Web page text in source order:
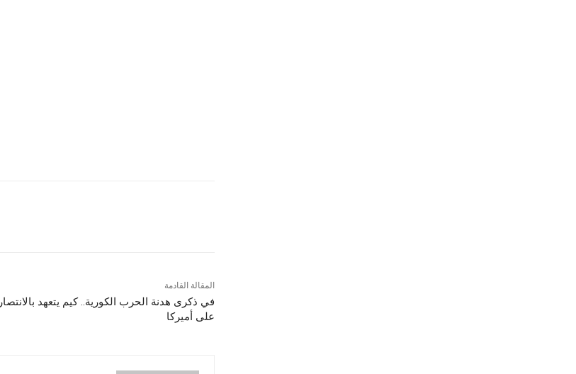
المقالة القادمة
في ذكرى هدنة الحرب الكورية.. كيم يتعهد بالانتصار
على أميركا